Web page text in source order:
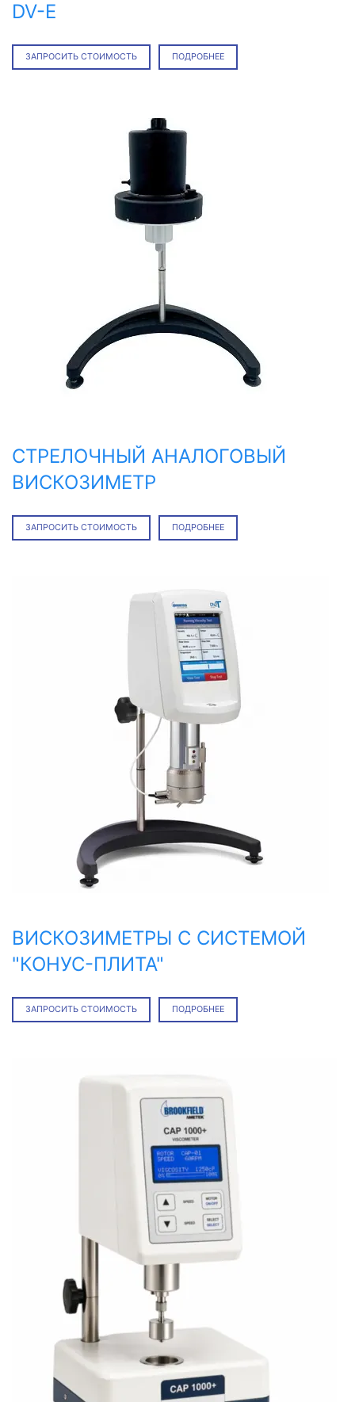
DV-E
ЗАПРОСИТЬ СТОИМОСТЬ ПОДРОБНЕЕ
СТРЕЛОЧНЫЙ АНАЛОГОВЫЙ
ВИСКОЗИМЕТР
ЗАПРОСИТЬ СТОИМОСТЬ ПОДРОБНЕЕ
ВИСКОЗИМЕТРЫ С СИСТЕМОЙ
"КОНУС-ПЛИТА"
ЗАПРОСИТЬ СТОИМОСТЬ ПОДРОБНЕЕ